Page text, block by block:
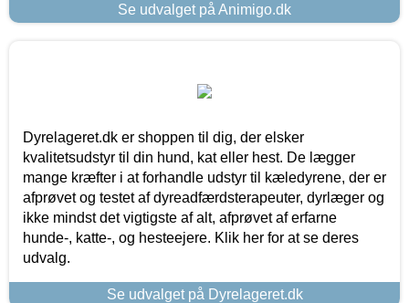
Se udvalget på Animigo.dk
Dyrelageret.dk er shoppen til dig, der elsker
kvalitetsudstyr til din hund, kat eller hest. De lægger
mange kræfter i at forhandle udstyr til kæledyrene, der er
afprøvet og testet af dyreadfærdsterapeuter, dyrlæger og
ikke mindst det vigtigste af alt, afprøvet af erfarne
hunde-, katte-, og hesteejere. Klik her for at se deres
udvalg.
Se udvalget på Dyrelageret.dk